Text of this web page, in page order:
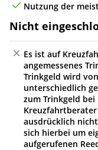
Nutzung der
Nicht
Es ist auf
angemessenes
Trinkgeld wird
unterschiedlich
zum Trinkgeld bei
ausdrücklich
sich hierbei um
aufgerufenen